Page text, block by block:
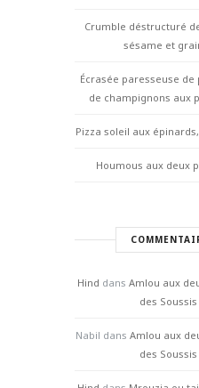
Crumble déstructuré
sésame et
Écrasée paresseuse
de champignons aux
Pizza soleil aux
Houmous aux deux
Hind dans Amlou aux
des
Nabil dans Amlou aux
des